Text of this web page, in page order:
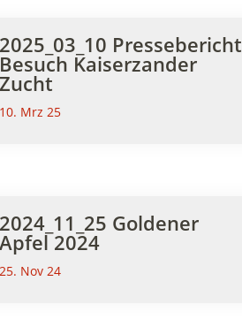
2025_03_10 Pressebericht
Besuch Kaiserzander
Zucht
10. Mrz 25
2024_11_25 Goldener
Apfel 2024
25. Nov 24